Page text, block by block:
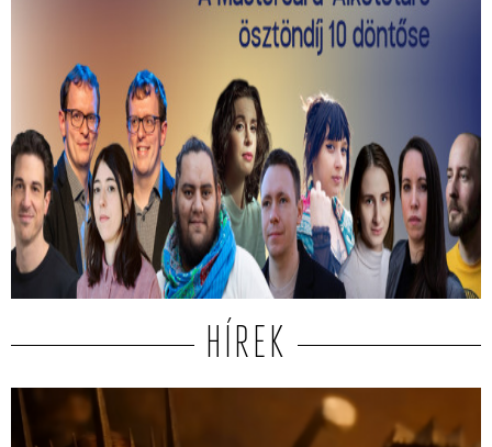
Kiválasztották a 2026-os Mastercard -
Alkotótárs ösztöndíj 10 döntősét!
Közülük kerül ki a két győztes.
HÍREK